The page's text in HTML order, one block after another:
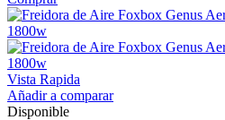
Vista Rapida
Añadir a comparar
Disponible